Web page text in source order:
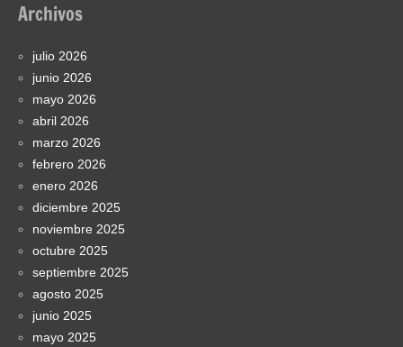
Archivos
julio 2026
junio 2026
mayo 2026
abril 2026
marzo 2026
febrero 2026
enero 2026
diciembre 2025
noviembre 2025
octubre 2025
septiembre 2025
agosto 2025
junio 2025
mayo 2025